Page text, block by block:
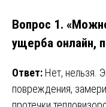
Вопрос 1.
ущерба онлайн,
Ответ: Нет, нельзя.
повреждения,